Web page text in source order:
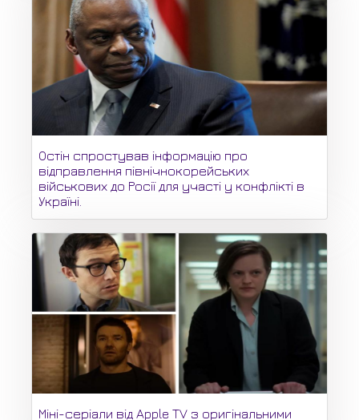
Остін спростував інформацію про
відправлення північнокорейських
військових до Росії для участі у конфлікті в
Україні.
Міні-серіали від Apple TV з оригінальними